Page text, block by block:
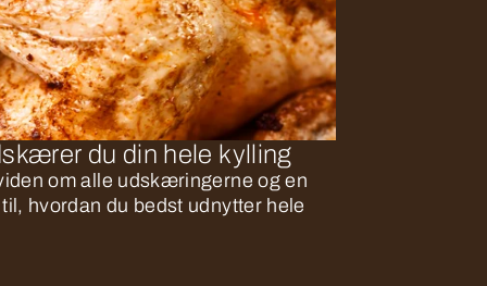
du din hele kylling
om alle udskæringerne og en
hvordan du bedst udnytter hele